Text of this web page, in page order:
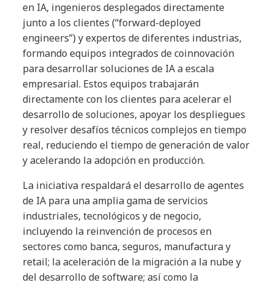
en IA, ingenieros desplegados directamente
junto a los clientes (“forward-deployed
engineers”) y expertos de diferentes industrias,
formando equipos integrados de coinnovación
para desarrollar soluciones de IA a escala
empresarial. Estos equipos trabajarán
directamente con los clientes para acelerar el
desarrollo de soluciones, apoyar los despliegues
y resolver desafíos técnicos complejos en tiempo
real, reduciendo el tiempo de generación de valor
y acelerando la adopción en producción.
La iniciativa respaldará el desarrollo de agentes
de IA para una amplia gama de servicios
industriales, tecnológicos y de negocio,
incluyendo la reinvención de procesos en
sectores como banca, seguros, manufactura y
retail; la aceleración de la migración a la nube y
del desarrollo de software; así como la